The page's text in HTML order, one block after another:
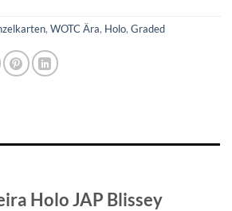
, WOTC Ära, Holo, Graded
Holo JAP Blissey